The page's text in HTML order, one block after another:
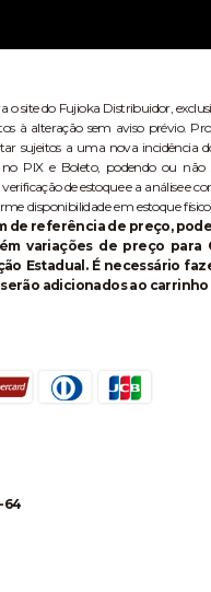
o site do Fujioka Distribuidor,
à alteração sem aviso prévio.
sujeitos a uma nova incidência
PIX e Boleto, podendo ou
de estoque e a análise e
disponibilidade em estoque
de referência de preço,
variações de preço para
Estadual. É necessário
adicionados ao carrinho
64